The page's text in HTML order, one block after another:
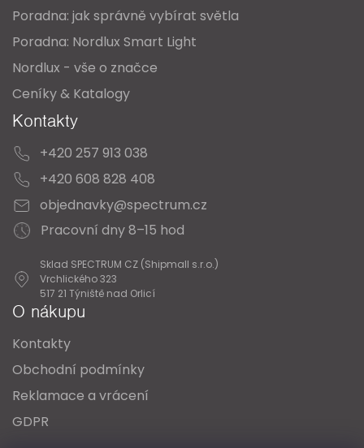
Poradna: jak správně vybírat světla
Poradna: Nordlux Smart Light
Nordlux - vše o značce
Ceníky & Katalogy
Kontakty
+420 257 913 038
+420 608 828 408
objednavky@spectrum.cz
Pracovní dny 8–15 hod
Sklad SPECTRUM CZ (Shipmall s.r.o.)
Vrchlického 323
517 21 Týniště nad Orlicí
O nákupu
Kontakty
Obchodní podmínky
Reklamace a vrácení
GDPR